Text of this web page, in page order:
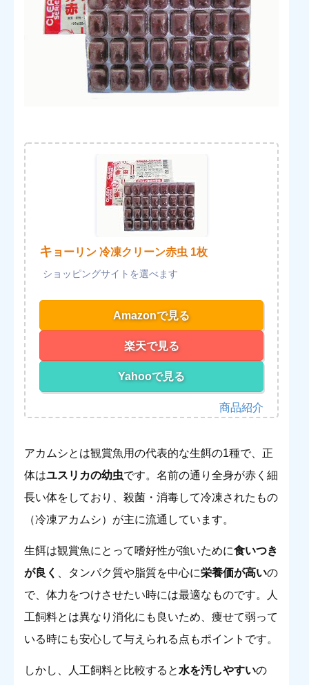
キ ョーリン 冷凍クリーン赤虫 1枚
Amazonで見る
楽天で見る
Yahooで見る
アカムシとは観賞魚用の代表的な生餌の1種で、正
体はユスリカの幼虫です。名前の通り全身が赤く細
長い体をしており、殺菌・消毒して冷凍されたもの
（冷凍アカムシ）が主に流通しています。
生餌は観賞魚にとって嗜好性が強いために食いつき
が良く
、タンパク質や脂質を中心に栄養価が高いの
で、体力をつけさせたい時には最適なものです。人
工飼料とは異なり消化にも良いため、痩せて弱って
いる時にも安心して与えられる点もポイントです。
しかし、人工飼料と比較すると 水を汚しやすいの